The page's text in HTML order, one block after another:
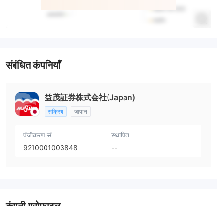
संबंधित कंपनियाँ
益茂証券株式会社(Japan)
सक्रिय जापान
पंजीकरण सं.
9210001003848
स्थापित
--